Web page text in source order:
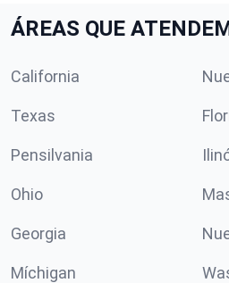
ÁREAS QUE
California
Texas
Pensilvania
Ohio
Georgia
Míchigan